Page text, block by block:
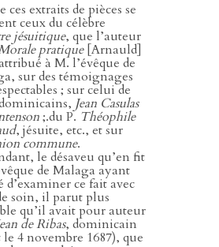
ces extraits de pièces se
ceux du célèbre
jésuitique, que l’auteur
pratique[Arnauld]
à M. l’évêque de
sur des témoignages
; sur celui de
Jean Casulas
;.du P. Théophile
, jésuite, etc., et sur
commune.
le désaveu qu’en fit
de Malaga ayant
d’examiner ce fait avec
soin, il parut plus
qu’il avait pour auteur
de Ribas, dominicain
4 novembre 1687), que